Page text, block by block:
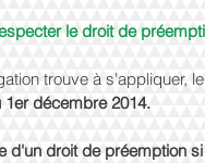
le droit de
trouve à s'appliquer,
1er décembre 2014.
d'un droit de préemption